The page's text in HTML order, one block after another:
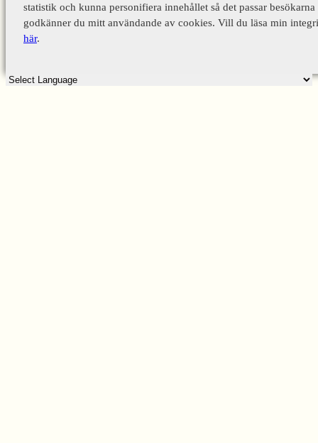
statistik och kunna personifiera innehållet så det passar
godkänner du mitt användande av cookies. Vill du läsa min
här.